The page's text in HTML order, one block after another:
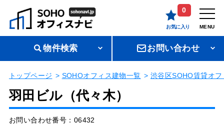
0
お気に入り MENU
物件検索 お問い合わせ
トップページ SOHOオフィス建物一覧 渋谷区SOHO賃貸オフ
羽田ビル（代々木）
お問い合わせ番号：06432